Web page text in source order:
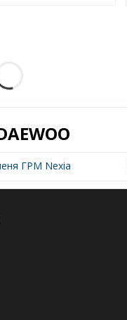
ГРМ Nexia